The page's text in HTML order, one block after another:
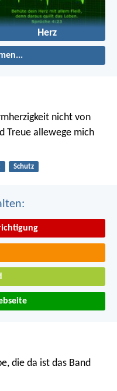
Herz
nicht von
Treue allewege mich
Schutz
die da ist das Band